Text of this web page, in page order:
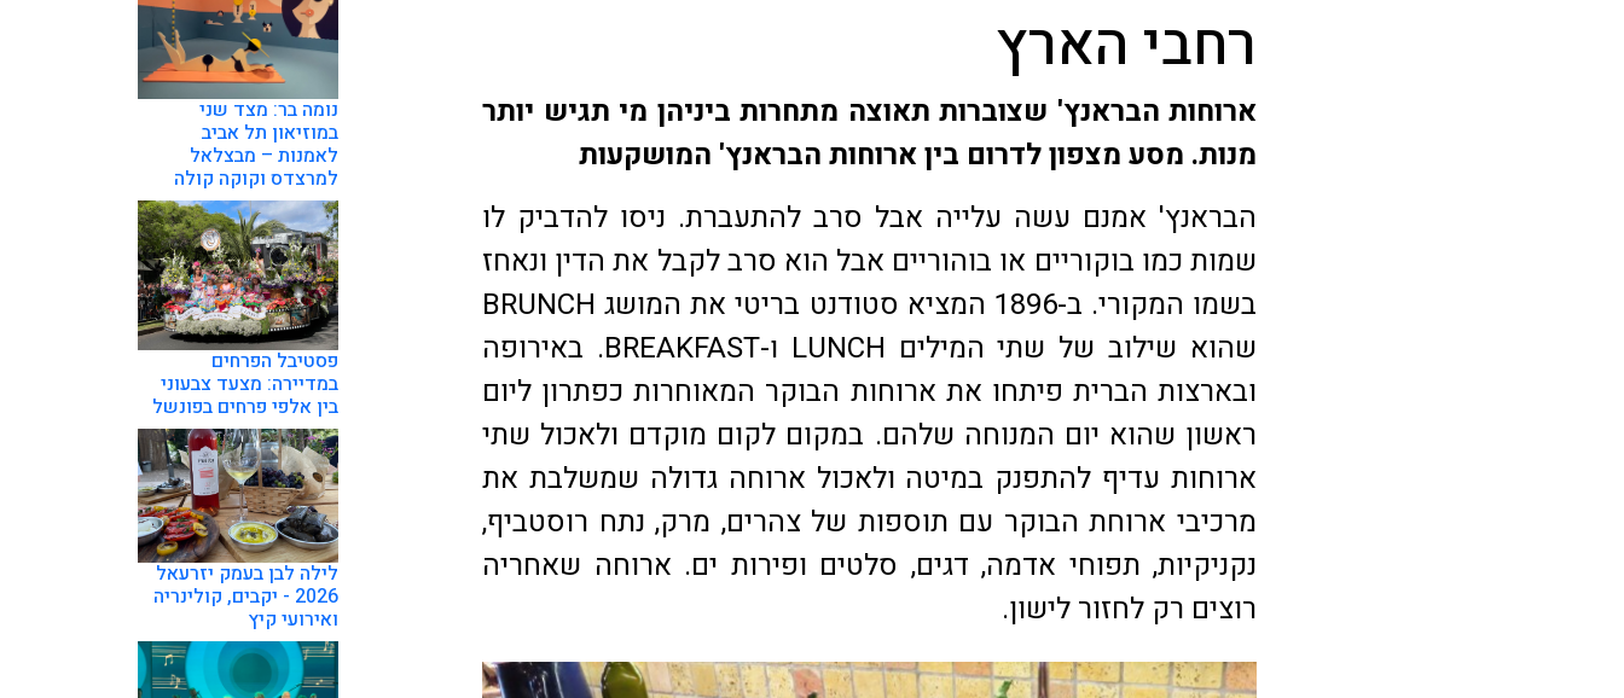
רחבי הארץ
ארוחות הבראנץ' שצוברות תאוצה מתחרות ביניהן מי תגיש יותר
מנות. מסע מצפון לדרום בין ארוחות הבראנץ' המושקעות
הבראנץ' אמנם עשה עלייה אבל סרב להתעברת. ניסו להדביק לו
שמות כמו בוקוריים או בוהוריים אבל הוא סרב לקבל את הדין ונאחז
בשמו המקורי. ב-1896 המציא סטודנט בריטי את המושג BRUNCH
שהוא שילוב של שתי המילים LUNCH ו-BREAKFAST. באירופה
ובארצות הברית פיתחו את ארוחות הבוקר המאוחרות כפתרון ליום
ראשון שהוא יום המנוחה שלהם. במקום לקום מוקדם ולאכול שתי
ארוחות עדיף להתפנק במיטה ולאכול ארוחה גדולה שמשלבת את
מרכיבי ארוחת הבוקר עם תוספות של צהרים, מרק, נתח רוסטביף,
נקניקיות, תפוחי אדמה, דגים, סלטים ופירות ים. ארוחה שאחריה
רוצים רק לחזור לישון.
נומה בר: מצד שני
במוזיאון תל אביב
לאמנות – מבצלאל
למרצדס וקוקה קולה
פסטיבל הפרחים
במדיירה: מצעד צבעוני
בין אלפי פרחים בפונשל
לילה לבן בעמק יזרעאל
2026 - יקבים, קולינריה
ואירועי קיץ